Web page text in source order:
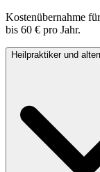
Kostenübernahme
bis 60 € pro Jahr.
Heilpraktiker und